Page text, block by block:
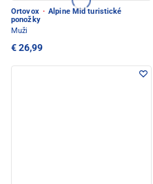
Ortovox · Alpine Mid turistické
ponožky
Muži
€ 26,99